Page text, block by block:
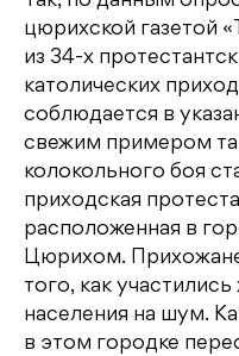
цюрихской газетой
из 34-х
католических
соблюдается в
свежим примером
колокольного боя
приходская
расположенная в
Цюрихом.
того, как
населения на шум.
в этом городке